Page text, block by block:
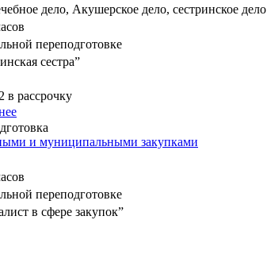
дело, Акушерское дело, сестринское дело
переподготовке
сестра”
в рассрочку
и муниципальными закупками
переподготовке
в сфере закупок”